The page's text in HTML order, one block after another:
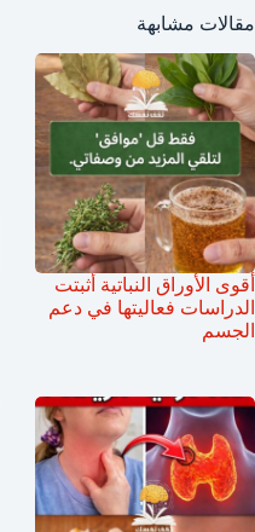
مقالات مشابهة
أقوى الأوراق النباتية أثبتت
الدراسات فعاليتها في دعم
الجسم